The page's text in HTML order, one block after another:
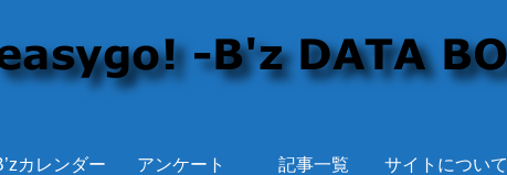
カレンダー アンケート 記事一覧 サイトについて